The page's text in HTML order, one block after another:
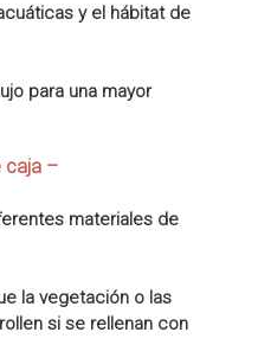
y el hábitat de
para una mayor
caja –
materiales de
la vegetación o las
si se rellenan con